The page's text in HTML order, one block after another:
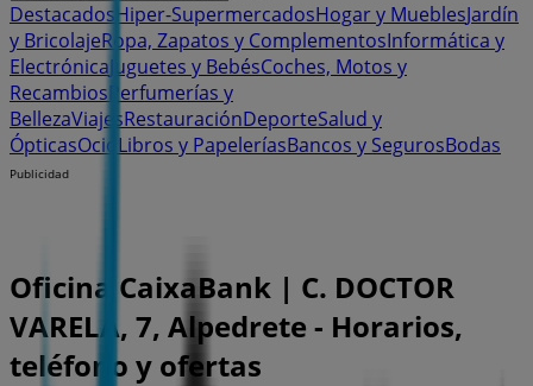
DestacadosHiper-SupermercadosHogar y MueblesJardín
y BricolajeRopa, Zapatos y ComplementosInformática y
Electrónica Juguetes y BebésCoches, Motos y
Recambios Perfumerías y
BellezaViajesRestauraciónDeporteSalud y
ÓpticasOcio Libros y PapeleríasBancos y SegurosBodas
Publicidad
Oficina CaixaBank | C. DOCTOR
VARELA, 7, Alpedrete - Horarios,
teléfono y ofertas